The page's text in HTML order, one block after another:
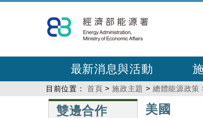
到
主
內
最新消息與活動
目前位置： 首頁 >施政主題 >總體能源政策
:::雙邊合作
:::
美國